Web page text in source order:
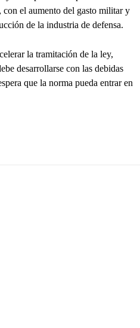
el aumento del gasto militar y
de la industria de defensa.
la tramitación de la ley,
desarrollarse con las debidas
que la norma pueda entrar en